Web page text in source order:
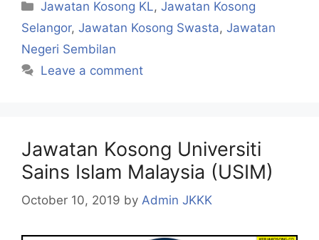
Categories
Jawatan Kosong KL,Jawatan Kosong
Selangor, Jawatan Kosong Swasta, Jawatan
Negeri Sembilan
Leave a comment
Jawatan Kosong Universiti
Sains Islam Malaysia (USIM)
October 10, 2019 by Admin JKKK